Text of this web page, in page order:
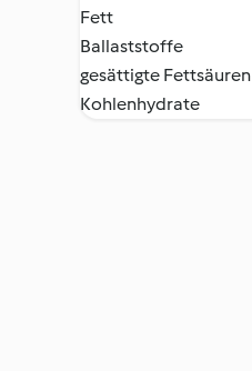
Fett
Ballaststoffe
gesättigte Fettsäuren
Kohlenhydrate